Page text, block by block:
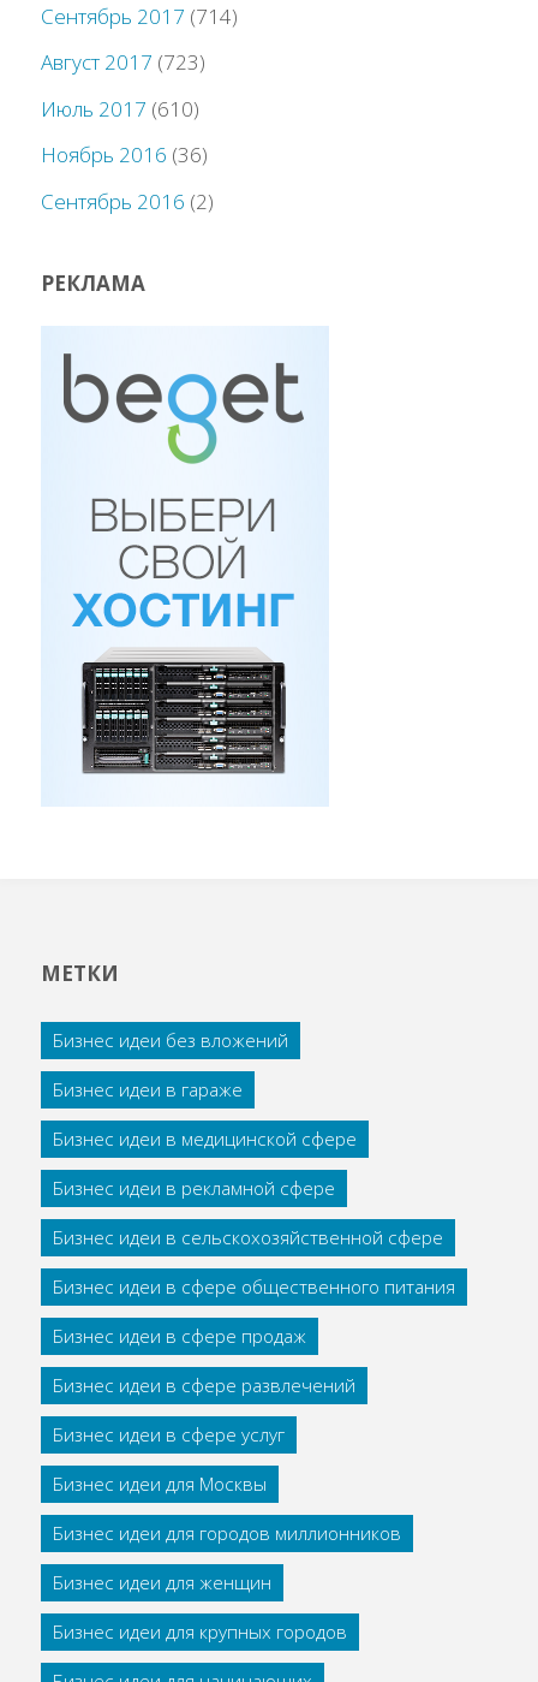
Сентябрь 2017 (714)
Август 2017 (723)
Июль 2017 (610)
Ноябрь 2016 (36)
Сентябрь 2016 (2)
РЕКЛАМА
МЕТКИ
Бизнес идеи без вложений
Бизнес идеи в гараже
Бизнес идеи в медицинской сфере
Бизнес идеи в рекламной сфере
Бизнес идеи в сельскохозяйственной сфере
Бизнес идеи в сфере общественного питания
Бизнес идеи в сфере продаж
Бизнес идеи в сфере развлечений
Бизнес идеи в сфере услуг
Бизнес идеи для Москвы
Бизнес идеи для городов миллионников
Бизнес идеи для женщин
Бизнес идеи для крупных городов